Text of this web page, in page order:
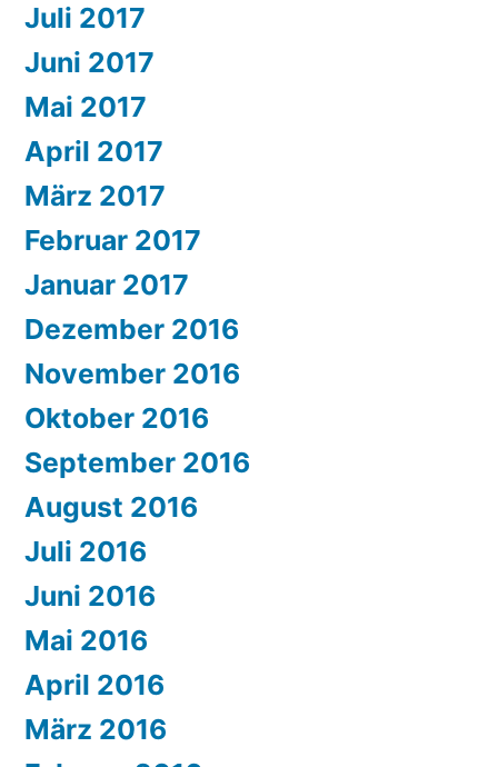
Juli 2017
Juni 2017
Mai 2017
April 2017
März 2017
Februar 2017
Januar 2017
Dezember 2016
November 2016
Oktober 2016
September 2016
August 2016
Juli 2016
Juni 2016
Mai 2016
April 2016
März 2016